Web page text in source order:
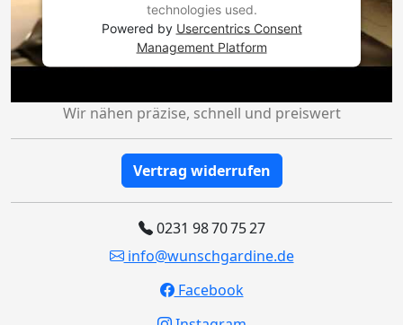
technologies used.
Powered by Usercentrics Consent
Management Platform
Wir nähen präzise, schnell und preiswert
Vertrag widerrufen
0231 98 70 75 27
info@wunschgardine.de
Facebook